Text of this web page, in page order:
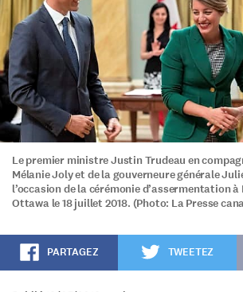
Le premier ministre Justin Trudeau en
Mélanie Joly et de la gouverneure générale
l’occasion de la cérémonie d’assermentation à
Ottawa le 18 juillet 2018. (Photo: La Presse
PARTAGEZ TWEETEZ